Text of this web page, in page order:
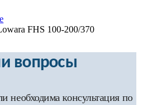
FHS 100-200/370
вопросы
необходима консультация по